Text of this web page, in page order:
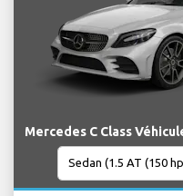
Mercedes C Class